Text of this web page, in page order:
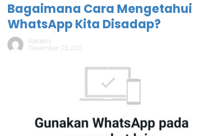
Bagaimana Cara Mengetahui
WhatsApp Kita Disadap?
Katakita
Desember 23, 2021